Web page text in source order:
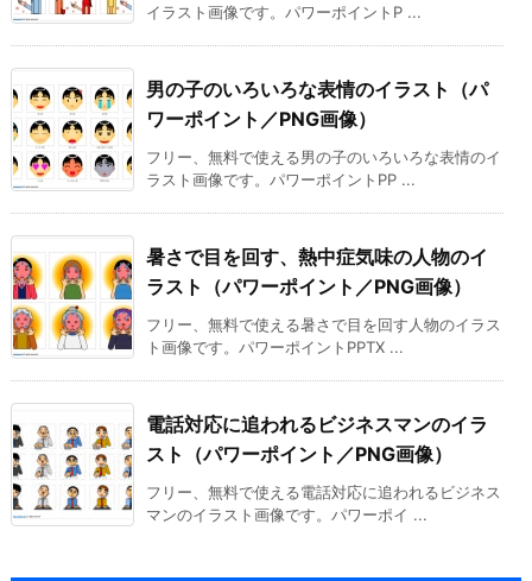
イラスト画像です。パワーポイントP ...
男の子のいろいろな表情のイラスト（パ
ワーポイント／PNG画像）
フリー、無料で使える男の子のいろいろな表情のイ
ラスト画像です。パワーポイントPP ...
暑さで目を回す、熱中症気味の人物のイ
ラスト（パワーポイント／PNG画像）
フリー、無料で使える暑さで目を回す人物のイラス
ト画像です。パワーポイントPPTX ...
電話対応に追われるビジネスマンのイラ
スト（パワーポイント／PNG画像）
フリー、無料で使える電話対応に追われるビジネス
マンのイラスト画像です。パワーポイ ...